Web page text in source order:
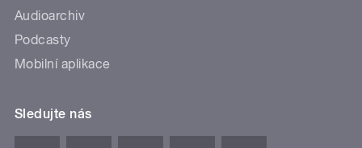
Audioarchiv
Podcasty
Mobilní aplikace
Sledujte nás